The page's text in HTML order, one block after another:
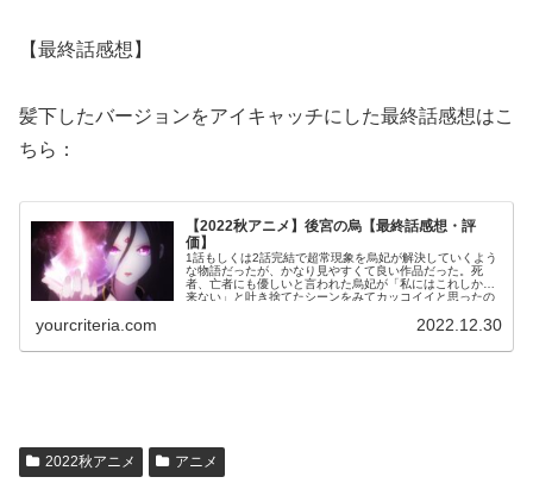
【最終話感想】
髪下したバージョンをアイキャッチにした最終話感想はこ
ちら：
【2022秋アニメ】後宮の烏【最終話感想・評
価】
1話もしくは2話完結で超常現象を烏妃が解決していくよう
な物語だったが、かなり見やすくて良い作品だった。死
者、亡者にも優しいと言われた烏妃が「私にはこれしか出
来ない」と吐き捨てたシーンをみてカッコイイと思ったの
三拍子で期待以上の結果を残してくれた烏妃(ニャンニャ
yourcriteria.com 2022.12.30
2022秋アニメ アニメ